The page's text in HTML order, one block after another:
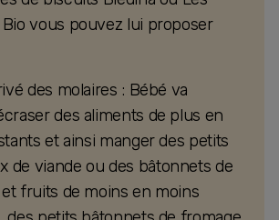
vous pouvez lui proposer
des molaires : Bébé va
des aliments de plus en
et ainsi manger des petits
de viande ou des bâtonnets de
fruits de moins en moins